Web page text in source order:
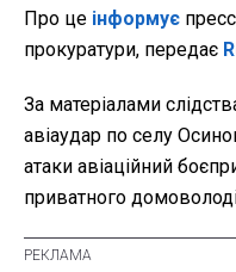
Про це інформує
прокуратури, передає
За матеріалами
авіаудар по селу
атаки авіаційний
приватного